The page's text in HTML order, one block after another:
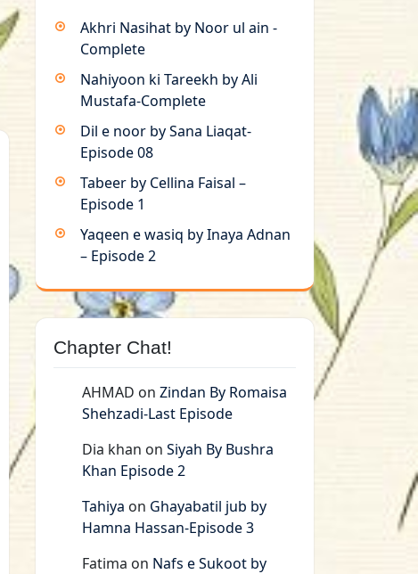
Akhri Nasihat by Noor ul ain -
Complete
Nahiyoon ki Tareekh by Ali
Mustafa-Complete
Dil e noor by Sana Liaqat-
Episode 08
Tabeer by Cellina Faisal –
Episode 1
Yaqeen e wasiq by Inaya Adnan
– Episode 2
Chapter Chat!
AHMAD on Zindan By Romaisa
Shehzadi-Last Episode
Dia khan on Siyah By Bushra
Khan Episode 2
Tahiya on Ghayabatil jub by
Hamna Hassan-Episode 3
Fatima on Nafs e Sukoot by